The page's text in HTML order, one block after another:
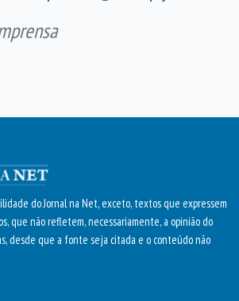
do Jornal na Net, exceto, textos que expressem
que não refletem, necessariamente, a opinião do
desde que a fonte seja citada e o conteúdo não